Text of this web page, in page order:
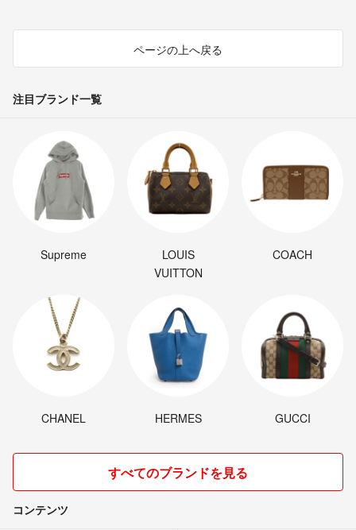
ページの上へ戻る
注目ブランド一覧
Supreme
LOUIS
VUITTON
COACH
CHANEL HERMES GUCCI
すべてのブランドを見る
コンテンツ